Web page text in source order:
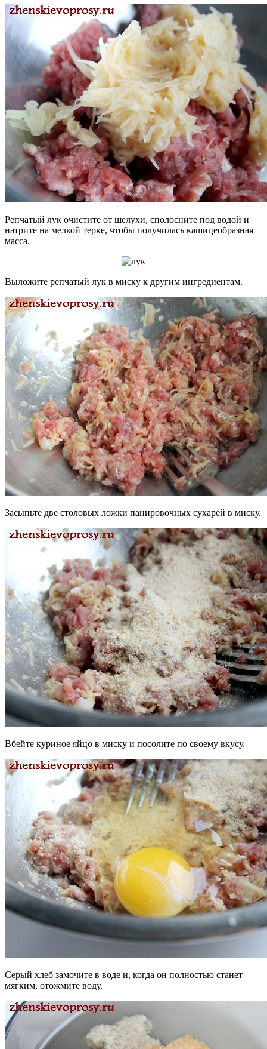
Репчатый лук очистите от шелухи, сполосните под водой и
натрите на мелкой терке, чтобы получилась кашицеобразная
масса.
Выложите репчатый лук в миску к другим ингредиентам.
Засыпьте две столовых ложки панировочных сухарей в миску.
Вбейте куриное яйцо в миску и посолите по своему вкусу.
Серый хлеб замочите в воде и, когда он полностью станет
мягким, отожмите воду.